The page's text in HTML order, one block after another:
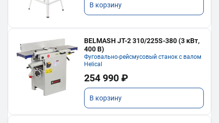
В корзину
BELMASH JT-2 310/225S-380 (3 кВт,
400 В)
Фуговально-рейсмусовый станок с валом
Helical
254 990 ₽
В корзину